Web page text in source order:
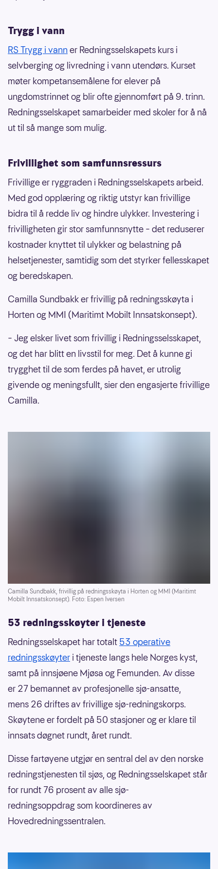
Trygg i vann
RS Trygg i vann er Redningsselskapets kurs i
selvberging og livredning i vann utendørs. Kurset
møter kompetansemålene for elever på
ungdomstrinnet og blir ofte gjennomført på 9. trinn.
Redningsselskapet samarbeider med skoler for å nå
ut til så mange som mulig.
Frivillighet som samfunnsressurs
Frivillige er ryggraden i Redningsselskapets arbeid.
Med god opplæring og riktig utstyr kan frivillige
bidra til å redde liv og hindre ulykker. Investering i
frivilligheten gir stor samfunnsnytte – det reduserer
kostnader knyttet til ulykker og belastning på
helsetjenester, samtidig som det styrker fellesskapet
og beredskapen.
Camilla Sundbakk er frivillig på redningsskøyta i
Horten og MMI (Maritimt Mobilt Innsatskonsept).
– Jeg elsker livet som frivillig i Redningsselsskapet,
og det har blitt en livsstil for meg. Det å kunne gi
trygghet til de som ferdes på havet, er utrolig
givende og meningsfullt, sier den engasjerte frivillige
Camilla.
Camilla Sundbakk, frivillig på redningsskøyta i Horten og MMI (Maritimt
Mobilt Innsatskonsept). Foto: Espen Iversen
53 redningsskøyter i tjeneste
Redningsselskapet har totalt 53 operative
redningsskøyter i tjeneste langs hele Norges kyst,
samt på innsjøene Mjøsa og Femunden. Av disse
er 27 bemannet av profesjonelle sjø-ansatte,
mens 26 driftes av frivillige sjø-redningskorps.
Skøytene er fordelt på 50 stasjoner og er klare til
innsats døgnet rundt, året rundt.
Disse fartøyene utgjør en sentral del av den norske
redningstjenesten til sjøs, og Redningsselskapet står
for rundt 76 prosent av alle sjø-
redningsoppdrag som koordineres av
Hovedredningssentralen.